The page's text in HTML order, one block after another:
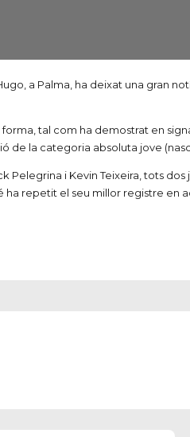
a Palma, ha deixat una gran
tal com ha demostrat en
de la categoria absoluta jove
Pelegrina i Kevin Teixeira, tots
repetit el seu millor registre en